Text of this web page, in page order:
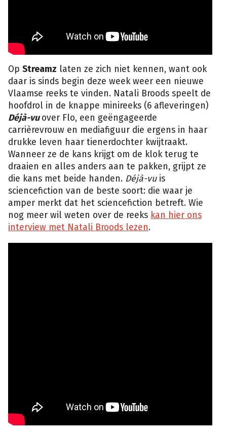
Op Streamz laten ze zich niet kennen, want ook
daar is sinds begin deze week weer een nieuwe
Vlaamse reeks te vinden. Natali Broods speelt de
hoofdrol in de knappe minireeks (6 afleveringen)
Déjà-vuover Flo, een geëngageerde
carrièrevrouw en mediafiguur die ergens in haar
drukke leven haar tienerdochter kwijtraakt.
Wanneer ze de kans krijgt om de klok terug te
draaien en alles anders aan te pakken, grijpt ze
die kans met beide handen. Déjà-vuis
sciencefiction van de beste soort: die waar je
amper merkt dat het sciencefiction betreft. Wie
nog meer wil weten over de reeks kan hier ons
interview met Natali Broods lezen.